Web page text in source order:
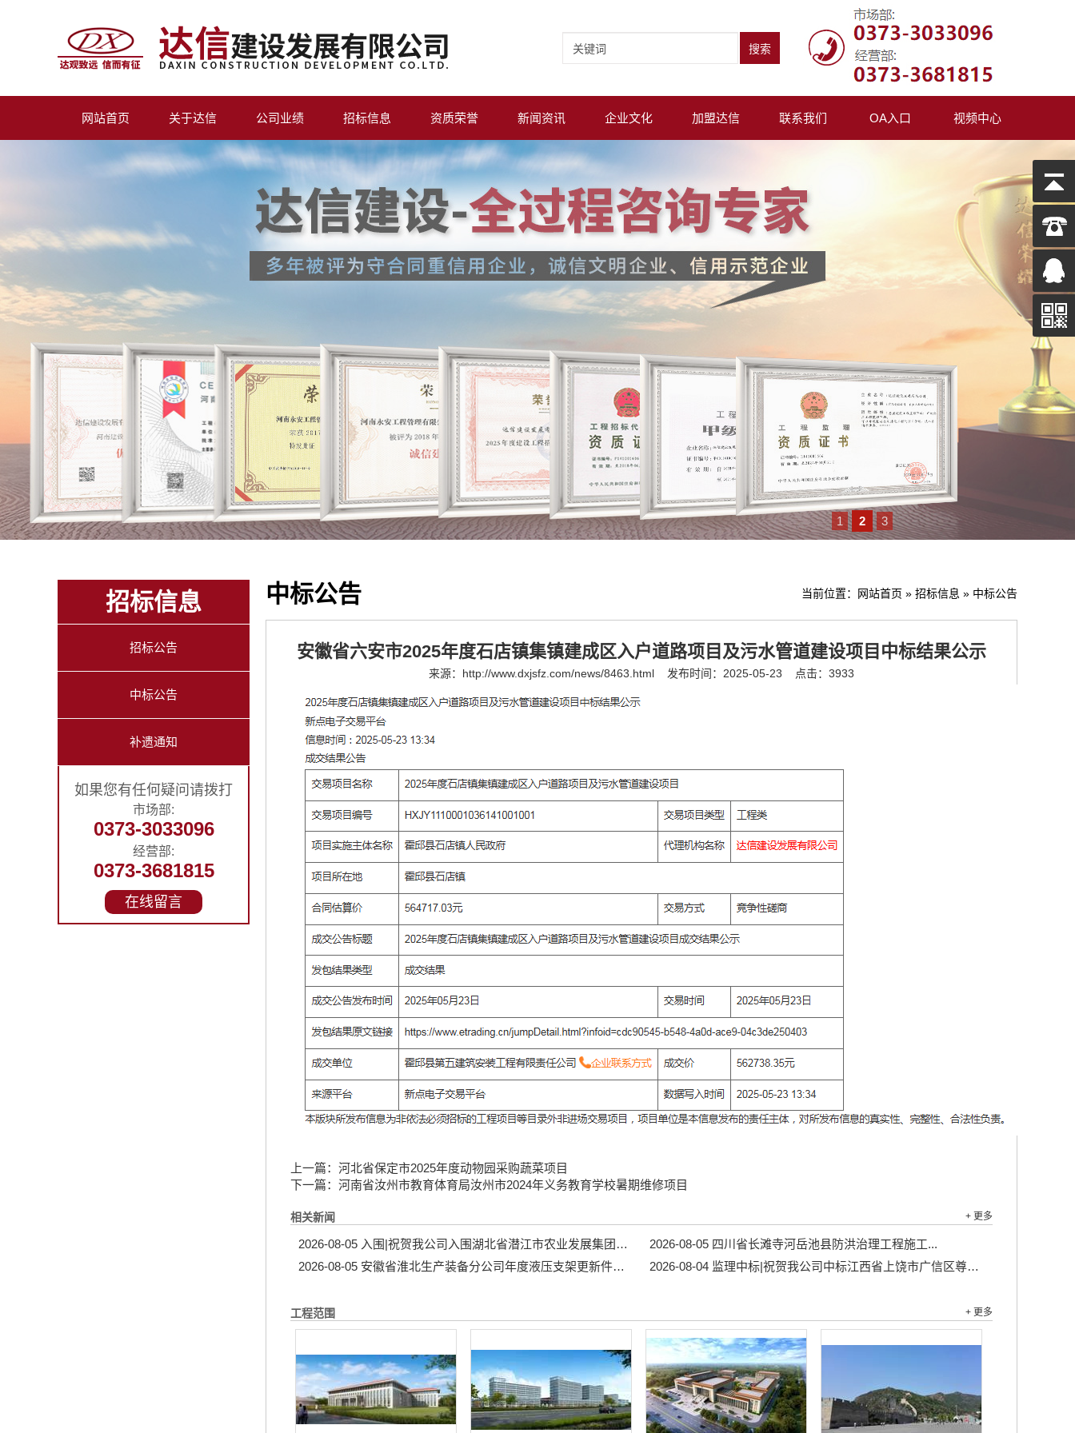
网站首页 关于达信 公司业绩 招标信息 资质荣誉 新闻资讯 企业文化 加盟达信 联系我们 OA入口 视频中心
1 2 3
招标信息
招标公告
中标公告
补遗通知
如果您有任何疑问请拨打
市场部:
0373-3033096
经营部:
0373-3681815
在线留言
中标公告 当前位置： 网站首页 » 招标信息 » 中标公告
安徽省六安市2025年度石店镇集镇建成区入户道路项目及污水管道建设项目中标结果公示
来源： http://www.dxjsfz.com/news/8463.html 发布时间：2025-05-23 点击：3933
上一篇： 河北省保定市2025年度动物园采购蔬菜项目
下一篇： 河南省汝州市教育体育局汝州市2024年义务教育学校暑期维修项目
相关新闻 + 更多
2026-08-05 入围|祝贺我公司入围湖北省潜江市农业发展集团有限公司2026-2027年度中介服务（一）框架协议采购 3包监理、4包招标代理... 2026-08-05 四川省长滩寺河岳池县防洪治理工程施工...
2026-08-05 安徽省淮北生产装备分公司年度液压支架更新件采购项目招标公告... 2026-08-04 监理中标|祝贺我公司中标江西省上饶市广信区尊桥乡冯家村许家桥道路硬化工程 、羊石村产业道路硬化工程监理服务...
工程范围 + 更多